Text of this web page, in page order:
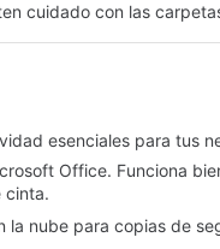
cuidado con las
esenciales para tus
Office. Funciona
cinta.
la nube para copias de